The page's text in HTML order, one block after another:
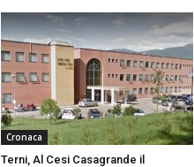
Cronaca
Terni, Al Cesi Casagrande il